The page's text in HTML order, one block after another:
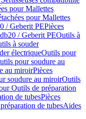
pour Mallettes
pour Mallettes
/ Geberit PEPièces
/ Geberit PEOutils à
à souder
électriqueOutils pour
pour soudure au
au miroirPièces
soudure au miroirOutils
Outils de préparation
de tubesPièces
de tubesAides